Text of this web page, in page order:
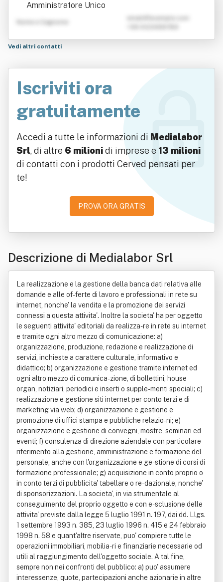
Amministratore Unico
Nome e Cognome
Vedi altri contatti
Iscriviti ora
gratuitamente
Accedi a tutte le informazioni di Medialabor
Srl, di altre 6 milionidi imprese e 13 milioni
di contatti con i prodotti Cerved pensati per
te!
PROVA ORA GRATIS
Descrizione di Medialabor Srl
La realizzazione e la gestione della banca dati relativa alle
domande e alle of- ferte di lavoro e professionali in rete su
internet, nonche' la vendita e la promozione dei servizi
connessi a questa attivita'. Inoltre la societa' ha per oggetto
le seguenti attivita' editoriali da realizza- re in rete su internet
e tramite ogni altro mezzo di comunicazione: a)
organizzazione, produzione, redazione e realizzazione di
servizi, inchieste a carattere culturale, informativo e
didattico; b) organizzazione e gestione tramite internet ed
ogni altro mezzo di comunica- zione, di bollettini, house
organ, notiziari, periodici e inserti o supple- menti speciali; c)
realizzazione e gestione siti internet per conto terzi e di
marketing via web; d) organizzazione e gestione e
promozione di uffici stampa e pubbliche relazio- ni; e)
organizzazione e gestione di convegni, mostre, seminari ed
eventi; f) consulenza di direzione aziendale con particolare
riferimento alla gestione, amministrazione e formazione del
personale, anche con l'organizzazione e ge- stione di corsi di
formazione professionale; g) acquisizione in conto proprio o
in conto terzi di pubblicita' tabellare o re- dazionale, nonche'
di sponsorizzazioni. La societa', in via strumentale al
conseguimento del proprio oggetto e con e- sclusione delle
attivita' previste dalla legge 5 luglio 1991 n. 197, dai dd. Llgs.
1 settembre 1993 n. 385, 23 luglio 1996 n. 415 e 24 febbraio
1998 n. 58 e quant'altre riservate, puo' compiere tutte le
operazioni immobiliari, mobilia- ri e finanziarie necessarie od
utili al raggiungimento dell'oggetto sociale. A tal fine,
sempre non nei confronti del pubblico: a) puo' assumere
interessenze, quote, partecipazioni anche azionarie in altre